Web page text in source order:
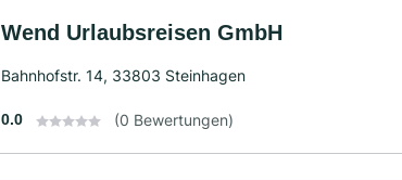
Wend Urlaubsreisen GmbH
Bahnhofstr. 14, 33803 Steinhagen
0.0 (0 Bewertungen)